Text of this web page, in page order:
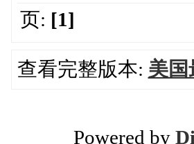
页: [1]
查看完整版本: 美国
Powered by